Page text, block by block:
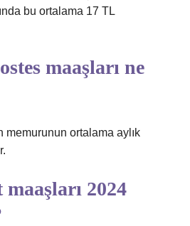
bu ortalama 17 TL
maaşları ne
memurunun ortalama aylık
2024